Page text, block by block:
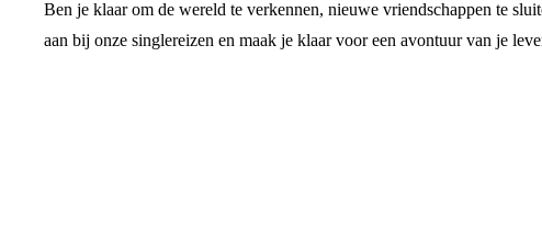
Ben je klaar om de wereld te verkennen, nieuwe vriendschappen te
aan bij onze singlereizen en maak je klaar voor een avontuur van je